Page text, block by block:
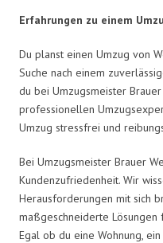
Erfahrungen zu einem
Du planst einen Umzug von
Suche nach einem
du bei Umzugsmeister
professionellen
Umzug stressfrei und
Bei Umzugsmeister Brauer
Kundenzufriedenheit. Wir
Herausforderungen mit sich
maßgeschneiderte
Egal ob du eine Wohnung, ein